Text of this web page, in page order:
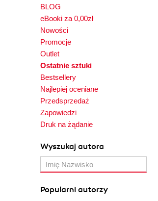
BLOG
eBooki za 0,00zł
Nowości
Promocje
Outlet
Ostatnie sztuki
Bestsellery
Najlepiej oceniane
Przedsprzedaż
Zapowiedzi
Druk na żądanie
Wyszukaj autora
Popularni autorzy